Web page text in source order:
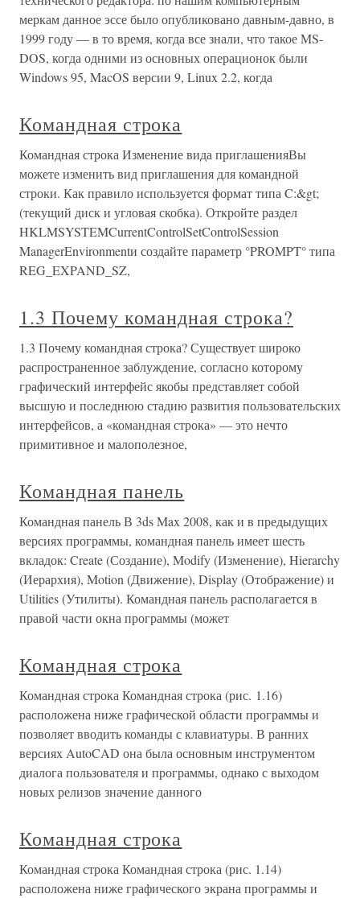
меркам данное эссе было опубликовано давным-давно, в
1999 году — в то время, когда все знали, что такое MS-
DOS, когда одними из основных операционок были
Windows 95, MacOS версии 9, Linux 2.2, когда
Командная строка
Командная строка Изменение вида приглашенияВы
можете изменить вид приглашения для командной
строки. Как правило используется формат типа C:&gt;
(текущий диск и угловая скобка). Откройте раздел
HKLMSYSTEMCurrentControlSetControlSession
ManagerEnvironmentи создайте параметр °PROMPT° типа
REG_EXPAND_SZ,
1.3 Почему командная строка?
1.3 Почему командная строка? Существует широко
распространенное заблуждение, согласно которому
графический интерфейс якобы представляет собой
высшую и последнюю стадию развития пользовательских
интерфейсов, а «командная строка» — это нечто
примитивное и малополезное,
Командная панель
Командная панель В 3ds Max 2008, как и в предыдущих
версиях программы, командная панель имеет шесть
вкладок: Create (Создание), Modify (Изменение), Hierarchy
(Иерархия), Motion (Движение), Display (Отображение) и
Utilities (Утилиты). Командная панель располагается в
правой части окна программы (может
Командная строка
Командная строка Командная строка (рис. 1.16)
расположена ниже графической области программы и
позволяет вводить команды с клавиатуры. В ранних
версиях AutoCAD она была основным инструментом
диалога пользователя и программы, однако с выходом
новых релизов значение данного
Командная строка
Командная строка Командная строка (рис. 1.14)
расположена ниже графического экрана программы и